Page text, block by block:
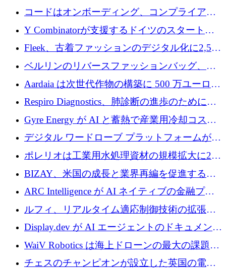
ンブルク
張するために 1,070 万ドルを調達
コードはオンボーディング、コンプライアン
ス、支払いを統合するために 640 万ポンドを
Y Combinatorが支援するドイツのスタートア
ップFintoが340万ドルを調達、シリコンバレ
ーではなくミュンヘンを選んだと語る
Fleek、古着ファッションのデジタル化に2,500
万ドルを確保
ベルリンのリバースファッションバッグ、繊
維仕分け規模拡大に7桁の資金調達
Aardaia は次世代作物の構築に 500 万ユーロを
寄付
Respiro Diagnostics、肺診断の進歩のために
100 万ポンドを確保
Gyre Energy が AI と蓄熱で産業用冷却コスト
を削減するために 130 万ドルを調達
デジタル ワードローブ プラットフォームが
1,000 万人のユーザーに到達し、Whering が
700 万ドルを獲得
ポレリオは工業用水処理資材の規模拡大に240
万ユーロを確保
BIZAY、米国の成長と業界再編を促進するた
めに5,500万ドルを確保
ARC Intelligence が AI ネイティブの金融プラ
ットフォームを拡大するために 400 万ユーロ
ルフィ、リアルタイム適応制御技術の拡張に
810万ポンドを確保
Display.dev が AI エージェントのドキュメント
コラボレーションを強化するために 47 万ユー
WaiV Robotics は海上ドローンの最大の課題の
1 つをどのように解決しているか
チェスのチャンピオンが設立した英国の電池